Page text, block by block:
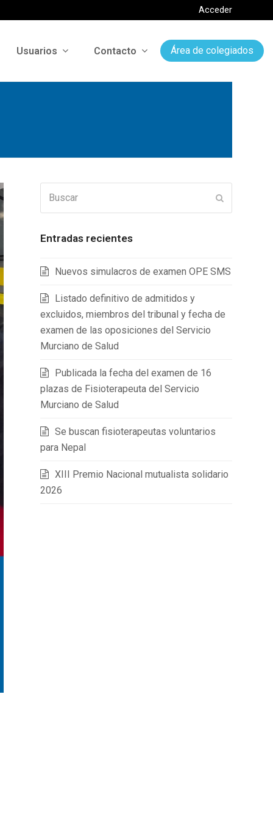
Acceder
Usuarios Contacto Área de colegiados
Entradas recientes
Nuevos simulacros de examen OPE SMS
Listado definitivo de admitidos y
excluidos, miembros del tribunal y fecha de
examen de las oposiciones del Servicio
Murciano de Salud
Publicada la fecha del examen de 16
plazas de Fisioterapeuta del Servicio
Murciano de Salud
Se buscan fisioterapeutas voluntarios
para Nepal
XIII Premio Nacional mutualista solidario
2026